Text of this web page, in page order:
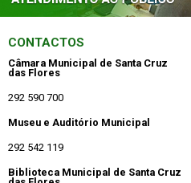
CONTACTOS
Câmara Municipal de Santa Cruz
das Flores
292 590 700
Museu e Auditório Municipal
292 542 119
Biblioteca Municipal de Santa Cruz